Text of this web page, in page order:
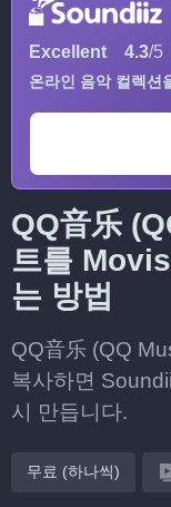
Excellent 4.3/5
온라인 음악 컬렉션
QQ音乐
트를
는 방법
QQ音乐 (QQ
복사하면
시 만듭니다.
무료 (하나씩)